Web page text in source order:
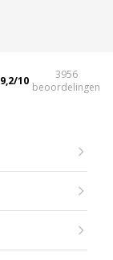
9,2/10
3956
beoordelingen